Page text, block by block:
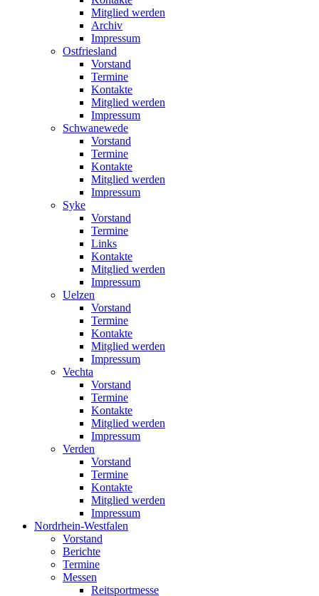
Mitglied werden
Archiv
Impressum
Ostfriesland
Vorstand
Termine
Kontakte
Mitglied werden
Impressum
Schwanewede
Vorstand
Termine
Kontakte
Mitglied werden
Impressum
Syke
Vorstand
Termine
Links
Kontakte
Mitglied werden
Impressum
Uelzen
Vorstand
Termine
Kontakte
Mitglied werden
Impressum
Vechta
Vorstand
Termine
Kontakte
Mitglied werden
Impressum
Verden
Vorstand
Termine
Kontakte
Mitglied werden
Impressum
Nordrhein-Westfalen
Vorstand
Berichte
Termine
Messen
Reitsportmesse